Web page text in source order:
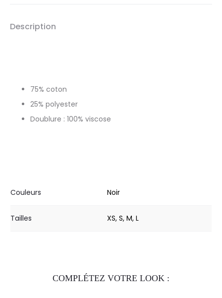
Description
75% coton
25% polyester
Doublure : 100% viscose
Couleurs Noir
Tailles XS, S, M, L
COMPLÉTEZ VOTRE LOOK :